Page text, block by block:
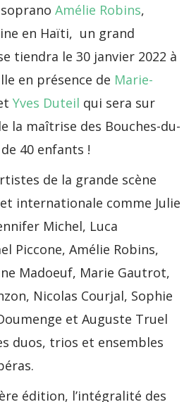
Amélie Robins,
en Haïti, un grand
tiendra le 30 janvier 2022 à
en présence de Marie-
Yves Duteil qui sera sur
la maîtrise des Bouches-du-
40 enfants !
de la grande scène
internationale comme Julie
Michel, Luca
Piccone, Amélie Robins,
Madoeuf, Marie Gautrot,
Nicolas Courjal, Sophie
et Auguste Truel
duos, trios et ensembles
édition, l’intégralité des